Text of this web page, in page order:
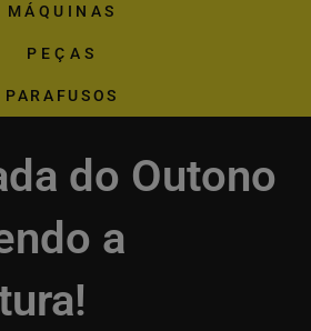
MÁQUINAS
PEÇAS
PARAFUSOS
do Outono
a